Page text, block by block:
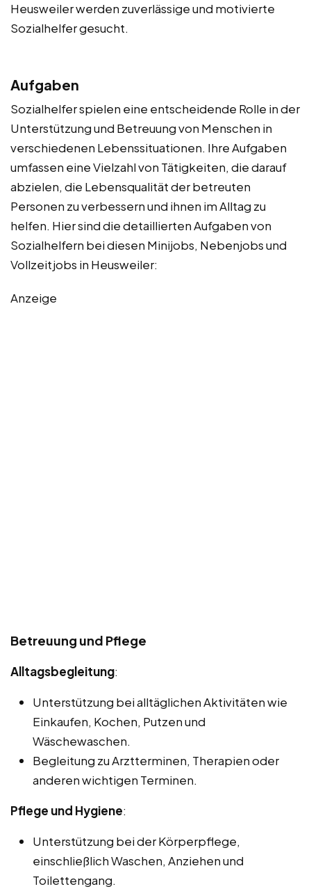
Heusweiler werden zuverlässige und motivierte
Sozialhelfer gesucht.
Aufgaben
Sozialhelfer spielen eine entscheidende Rolle in der
Unterstützung und Betreuung von Menschen in
verschiedenen Lebenssituationen. Ihre Aufgaben
umfassen eine Vielzahl von Tätigkeiten, die darauf
abzielen, die Lebensqualität der betreuten
Personen zu verbessern und ihnen im Alltag zu
helfen. Hier sind die detaillierten Aufgaben von
Sozialhelfern bei diesen Minijobs, Nebenjobs und
Vollzeitjobs in Heusweiler:
Anzeige
Betreuung und Pflege
Alltagsbegleitung:
Unterstützung bei alltäglichen Aktivitäten wie
Einkaufen, Kochen, Putzen und
Wäschewaschen.
Begleitung zu Arztterminen, Therapien oder
anderen wichtigen Terminen.
Pflege und Hygiene:
Unterstützung bei der Körperpflege,
einschließlich Waschen, Anziehen und
Toilettengang.